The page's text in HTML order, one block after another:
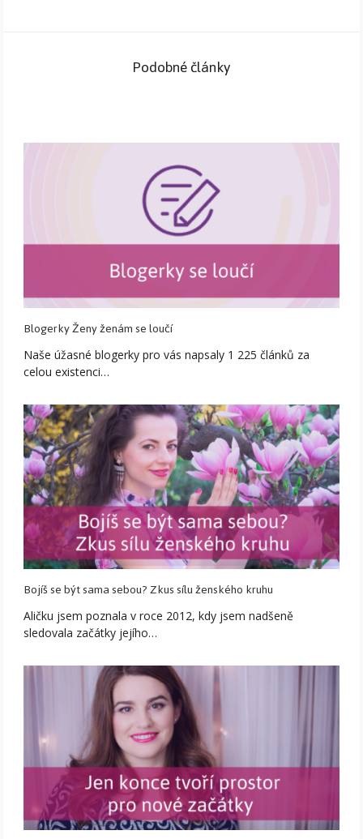
Podobné články
Blogerky Ženy ženám se loučí
Naše úžasné blogerky pro vás napsaly 1 225 článků za
celou existenci…
Bojíš se být sama sebou? Zkus sílu ženského kruhu
Aličku jsem poznala v roce 2012, kdy jsem nadšeně
sledovala začátky jejího…